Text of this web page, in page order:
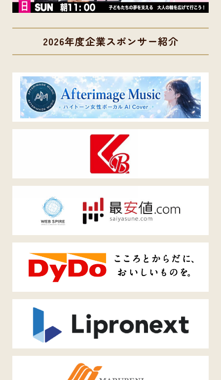
2026年度企業スポンサー紹介